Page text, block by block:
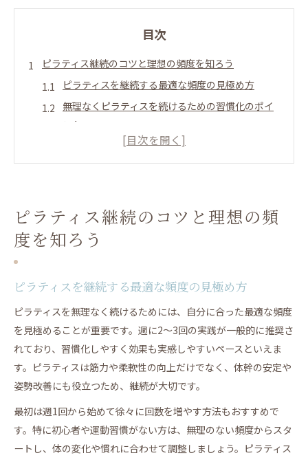
目次
ピラティス継続のコツと理想の頻度を知ろう
ピラティスを継続する最適な頻度の見極め方
無理なくピラティスを続けるための習慣化のポイ
ント
ピラティスを毎日続ける際の注意点と効果的な方
法
目的別ピラティス頻度選びで理想の体型へ近づく
毎日ピラティスで実感できる身体の変化とは
ピラティスを毎日続けたときの体型変化の実例
ピラティスを継続することで姿勢がどう変化する
か
毎日ピラティスが肩こりや腰痛に与える影響
ピラティスの毎日実践がもたらすリラクゼーショ
ン効果
無理なく続くピラティス習慣の始め方ガイド
ピラティスを習慣化するための簡単なステップ
忙しい毎日でもピラティスを続けるコツ
ピラティスを無理なく取り入れる時間の作り方
ピラティス継続のコツと理想の頻
度を知ろう
ピラティスを継続する最適な頻度の見極め方
ピラティスを無理なく続けるためには、自分に合った最適な頻度
を見極めることが重要です。週に2～3回の実践が一般的に推奨さ
れており、習慣化しやすく効果も実感しやすいペースといえま
す。ピラティスは筋力や柔軟性の向上だけでなく、体幹の安定や
姿勢改善にも役立つため、継続が大切です。
最初は週1回から始めて徐々に回数を増やす方法もおすすめで
す。特に初心者や運動習慣がない方は、無理のない頻度からスタ
ートし、体の変化や慣れに合わせて調整しましょう。ピラティス